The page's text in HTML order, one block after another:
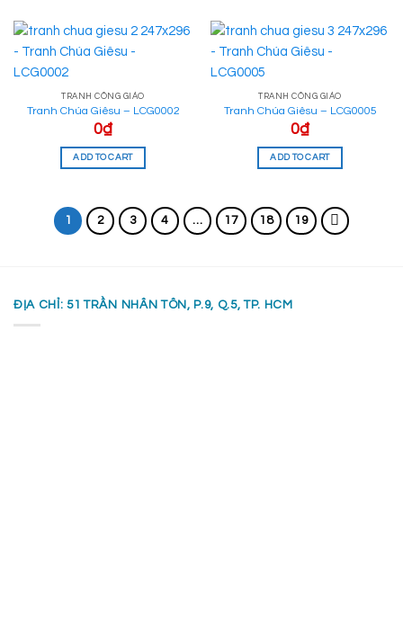
TRANH CÔNG GIÁO
Tranh Chúa Giêsu – LCG0002
0₫
ADD TO CART
TRANH CÔNG GIÁO
Tranh Chúa Giêsu – LCG0005
0₫
ADD TO CART
1 2 3 4 … 17 18 19
ĐỊA CHỈ: 51 TRẦN NHÂN TÔN, P.9, Q.5, TP. HCM